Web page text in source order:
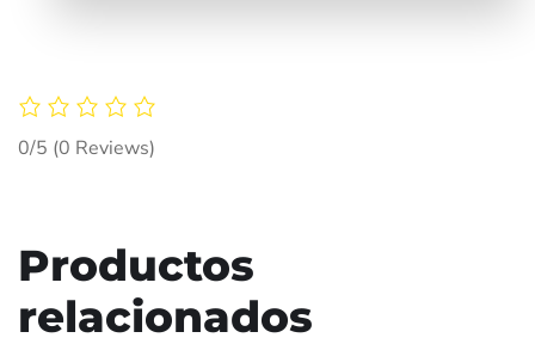
0/5 (0 Reviews)
Productos
relacionados